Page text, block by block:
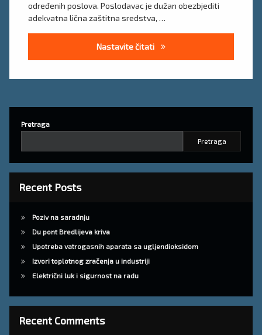
određenih poslova. Poslodavac je dužan obezbjediti
adekvatna lična zaštitna sredstva, …
Nastavite čitati Lična zaštitna sredstva
Pretraga
Pretraga
Recent Posts
Poziv na saradnju
Du pont Bredlijeva kriva
Upotreba vatrogasnih aparata sa ugljendioksidom
Izvori toplotnog zračenja u industriji
Električni luk i sigurnost na radu
Recent Comments